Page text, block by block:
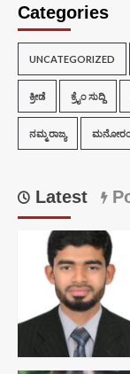
Categories
UNCATEGORIZED
ಕ್ರೀಡೆ ಕ್ರೈಂ ಸುದ್ದಿ
ನಮ್ಮ ರಾಜ್ಯ
Latest